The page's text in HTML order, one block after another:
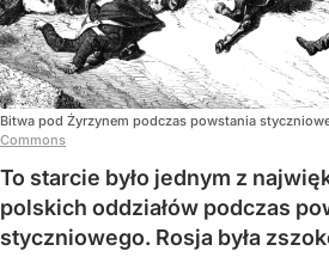
Bitwa pod Żyrzynem podczas powstania
Commons
To starcie było jednym z
polskich oddziałów podczas
styczniowego. Rosja była